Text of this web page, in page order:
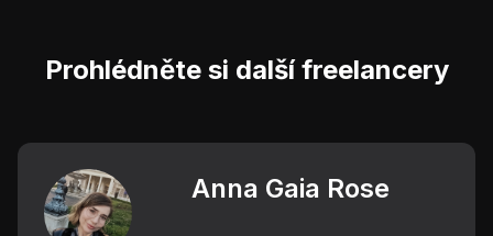
Prohlédněte si další freelancery
Anna Gaia Rose